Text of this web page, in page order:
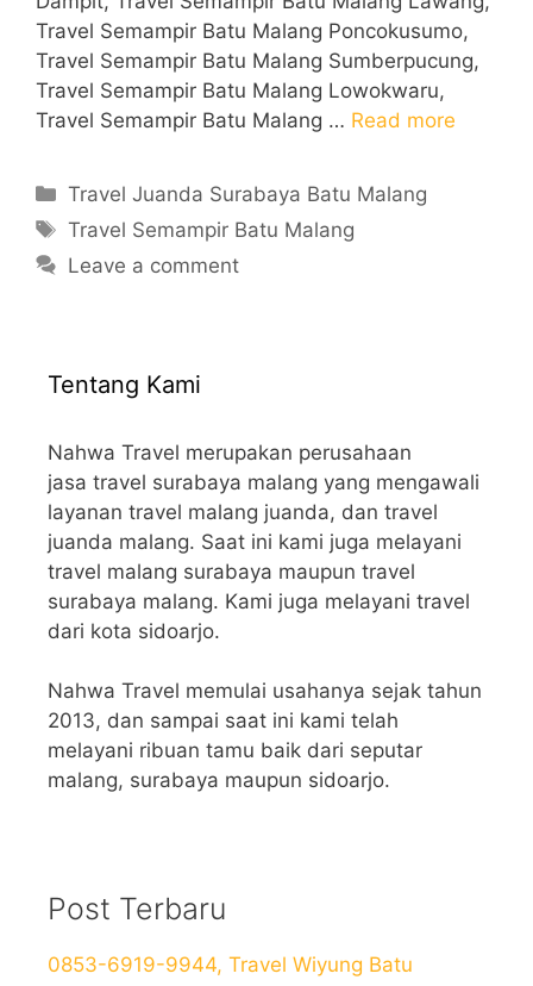
Travel Semampir Batu Malang Poncokusumo,
Travel Semampir Batu Malang Sumberpucung,
Travel Semampir Batu Malang Lowokwaru,
Travel Semampir Batu Malang … Read more
Categories
Travel Juanda Surabaya Batu Malang
Tags
Travel Semampir Batu Malang
Leave a comment
Tentang Kami
Nahwa Travel merupakan perusahaan
jasa travel surabaya malang yang mengawali
layanan travel malang juanda, dan travel
juanda malang. Saat ini kami juga melayani
travel malang surabaya maupun travel
surabaya malang. Kami juga melayani travel
dari kota sidoarjo.
Nahwa Travel memulai usahanya sejak tahun
2013, dan sampai saat ini kami telah
melayani ribuan tamu baik dari seputar
malang, surabaya maupun sidoarjo.
Post Terbaru
0853-6919-9944, Travel Wiyung Batu